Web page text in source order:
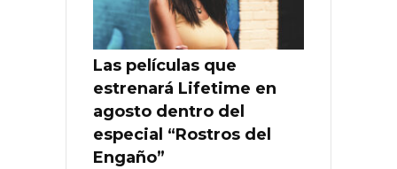
Las películas que
estrenará Lifetime en
agosto dentro del
especial “Rostros del
Engaño”